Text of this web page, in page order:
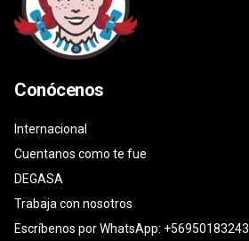
Conócenos
Internacional
Cuentanos como te fue
DEGASA
Trabaja con nosotros
Escríbenos por WhatsApp: +56950183243